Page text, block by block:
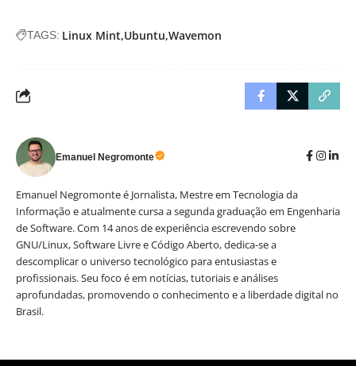
TAGS: Linux Mint Ubuntu Wavemon
Emanuel Negromonte
Emanuel Negromonte é Jornalista, Mestre em Tecnologia da
Informação e atualmente cursa a segunda graduação em Engenharia
de Software. Com 14 anos de experiência escrevendo sobre
GNU/Linux, Software Livre e Código Aberto, dedica-se a
descomplicar o universo tecnológico para entusiastas e
profissionais. Seu foco é em notícias, tutoriais e análises
aprofundadas, promovendo o conhecimento e a liberdade digital no
Brasil.